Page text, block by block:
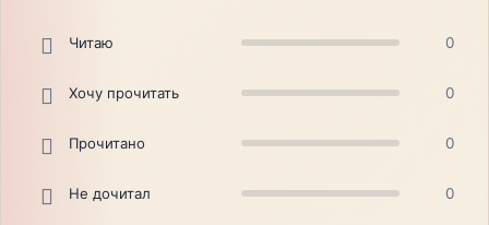
Читаю 0
Хочу прочитать 0
Прочитано 0
Не дочитал 0